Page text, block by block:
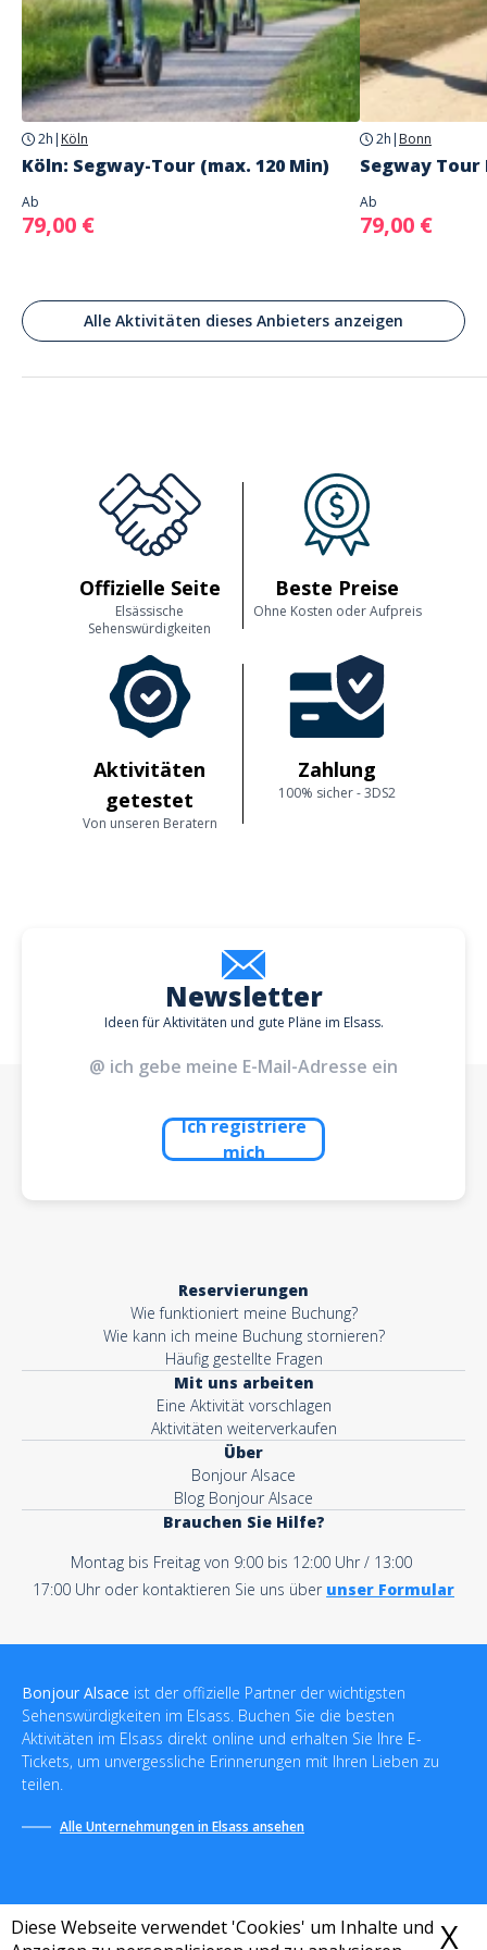
Diese Webseite verwendet 'Cookies' um Inhalte und X
Adresse
Treffpunkt: Parkplatz an der Skihalle
An d. Skihalle, 41472 Neuss, Deutschland
Parkplatz
vorhanden
Treffpunkt: Parkplatz an der Skihalle
2h | Köln
Köln: Segway-Tour (max. 120 Min)
Ab
79,00 €
2h | Bonn
Segway Tour
Ab
79,00 €
Alle Aktivitäten dieses Anbieters anzeigen
Offizielle Seite
Elsässische
Sehenswürdigkeiten
Beste Preise
Ohne Kosten oder Aufpreis
Aktivitäten
getestet
Von unseren Beratern
Zahlung
100% sicher - 3DS2
Newsletter
Ideen für Aktivitäten und gute Pläne im Elsass.
Ich registriere
mich
Reservierungen
Wie funktioniert meine Buchung?
Wie kann ich meine Buchung stornieren?
Häufig gestellte Fragen
Mit uns arbeiten
Eine Aktivität vorschlagen
Aktivitäten weiterverkaufen
Über
Bonjour Alsace
Blog Bonjour Alsace
Brauchen Sie Hilfe?
Montag bis Freitag von 9:00 bis 12:00 Uhr / 13:00
17:00 Uhr oder kontaktieren Sie uns über unser Formular
Bonjour Alsace ist der offizielle Partner der wichtigsten
Sehenswürdigkeiten im Elsass. Buchen Sie die besten
Aktivitäten im Elsass direkt online und erhalten Sie Ihre E-
Tickets, um unvergessliche Erinnerungen mit Ihren Lieben zu
teilen.
Alle Unternehmungen in Elsass ansehen